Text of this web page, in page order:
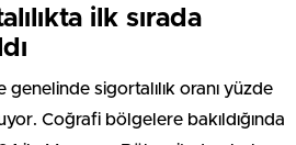
ilk sırada
sigortalılık oranı yüzde
Coğrafi bölgelere bakıldığında